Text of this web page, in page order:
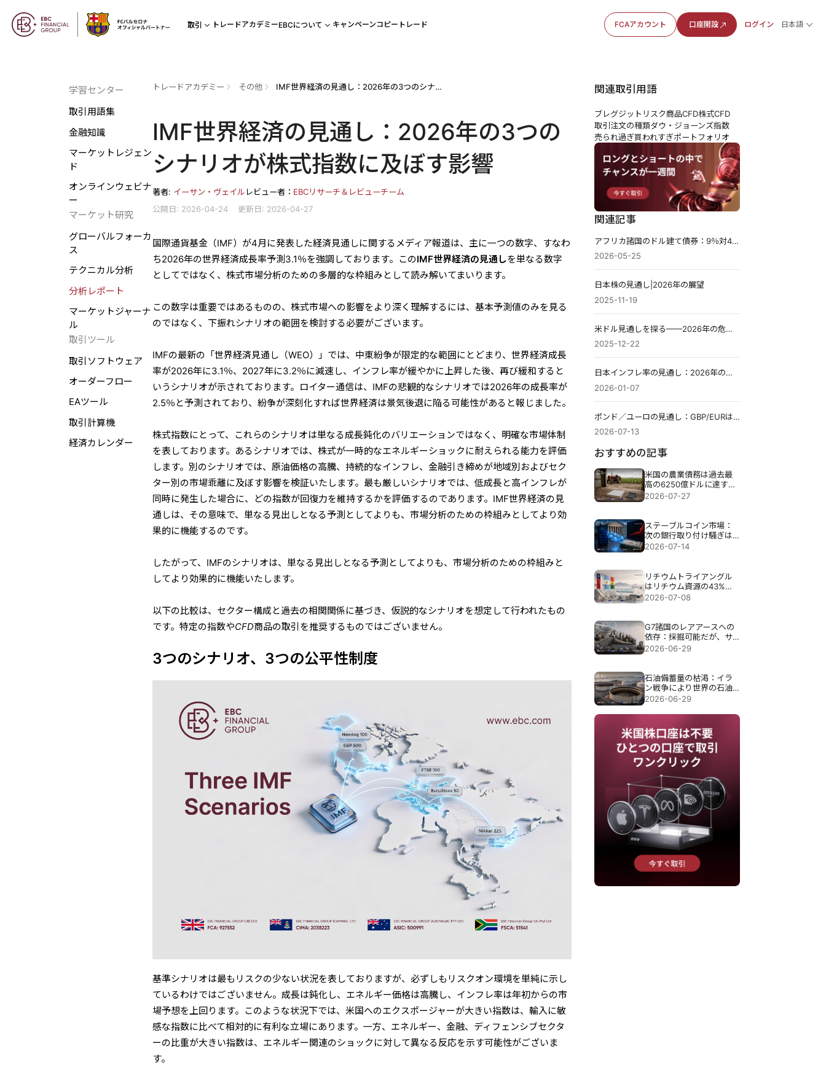
取引 トレードアカデミーEBCについて キャンペーンコピートレード FCAアカウント 口座開設 ログイン 日本語
学習センター
取引用語集
金融知識
マーケットレジェン
ド
オンラインウェビナ
ー
マーケット研究
グローバルフォーカ
ス
テクニカル分析
分析レポート
マーケットジャーナ
ル
取引ツール
取引ソフトウェア
オーダーフロー
EAツール
取引計算機
経済カレンダー
トレードアカデミー その他 IMF世界経済の見通し：2026年の3つのシナリオが株式指数に及ぼす影響
IMF世界経済の見通し：2026年の3つの
シナリオが株式指数に及ぼす影響
著者: イーサン・ヴェイル レビュー者： EBCリサーチ＆レビューチーム
公開日: 2026-04-24
更新日: 2026-04-27
国際通貨基金（IMF）が4月に発表した経済見通しに関するメディア報道は、主に一つの数字、すなわ
ち2026年の世界経済成長率予測3.1％を強調しております。このIMF世界経済の見通しを単なる数字
としてではなく、株式市場分析のための多層的な枠組みとして読み解いてまいります。
この数字は重要ではあるものの、株式市場への影響をより深く理解するには、基本予測値のみを見る
のではなく、下振れシナリオの範囲を検討する必要がございます。
IMFの最新の「世界経済見通し（WEO）」では、中東紛争が限定的な範囲にとどまり、世界経済成長
率が2026年に3.1％、2027年に3.2％に減速し、インフレ率が緩やかに上昇した後、再び緩和すると
いうシナリオが示されております。ロイター通信は、IMFの悲観的なシナリオでは2026年の成長率が
2.5％と予測されており、紛争が深刻化すれば世界経済は景気後退に陥る可能性があると報じました。
株式指数にとって、これらのシナリオは単なる成長鈍化のバリエーションではなく、明確な市場体制
を表しております。あるシナリオでは、株式が一時的なエネルギーショックに耐えられる能力を評価
します。別のシナリオでは、原油価格の高騰、持続的なインフレ、金融引き締めが地域別およびセク
ター別の市場乖離に及ぼす影響を検証いたします。最も厳しいシナリオでは、低成長と高インフレが
同時に発生した場合に、どの指数が回復力を維持するかを評価するのであります。IMF世界経済の見
通しは、その意味で、単なる見出しとなる予測としてよりも、市場分析のための枠組みとしてより効
果的に機能するのです。
したがって、IMFのシナリオは、単なる見出しとなる予測としてよりも、市場分析のための枠組みと
してより効果的に機能いたします。
以下の比較は、セクター構成と過去の相関関係に基づき、仮説的なシナリオを想定して行われたもの
です。特定の指数やCFD商品の取引を推奨するものではございません。
3つのシナリオ、3つの公平性制度
基準シナリオは最もリスクの少ない状況を表しておりますが、必ずしもリスクオン環境を単純に示し
ているわけではございません。成長は鈍化し、エネルギー価格は高騰し、インフレ率は年初からの市
場予想を上回ります。このような状況下では、米国へのエクスポージャーが大きい指数は、輸入に敏
感な指数に比べて相対的に有利な立場にあります。一方、エネルギー、金融、ディフェンシブセクタ
ーの比重が大きい指数は、エネルギー関連のショックに対して異なる反応を示す可能性がございま
す。
関連取引用語
ブレグジットリスク商品CFD株式CFD
取引注文の種類ダウ・ジョーンズ指数
売られ過ぎ買われすぎポートフォリオ
関連記事
アフリカ諸国のドル建て債券：9％対4.7％——アフリカの年間750億ドルの損失と経済成長の阻害要因となっている借入ギャップ
2026-05-25
日本株の見通し|2026年の展望
2025-11-19
米ドル見通しを探る——2026年の危機はあるのか、その注目点は？
2025-12-22
日本インフレ率の見通し：2026年の行方
2026-01-07
ポンド／ユーロの見通し：GBP/EURは2026年の高値を突破できるか？
2026-07-13
おすすめの記事
米国の農業債務は過去最
高の6250億ドルに達する
見込み。破産件数は46％
2026-07-27
ステーブルコイン市場：
次の銀行取り付け騒ぎは
仮想通貨ウォレットから
2026-07-14
リチウムトライアングル
はリチウム資源の43%を
保有している。2028年に
2026-07-08
G7諸国のレアアースへの
依存：採掘可能だが、サ
プライチェーンの85％は
2026-06-29
石油備蓄量の枯渇：イラ
ン戦争により世界の石油
埋蔵量は40年ぶりの低水
2026-06-29